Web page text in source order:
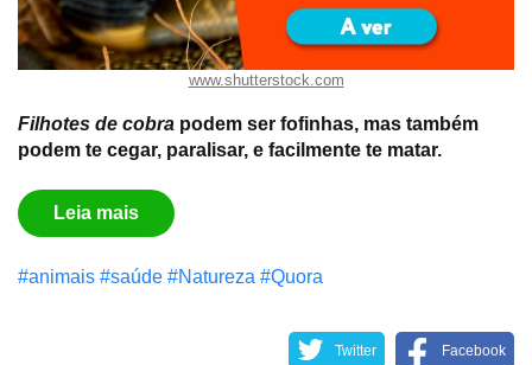
www.shutterstock.com
Filhotes de cobra podem ser fofinhas, mas também
podem te cegar, paralisar, e facilmente te matar.
Leia mais
#animais #saúde #Natureza #Quora
Twitter Facebook